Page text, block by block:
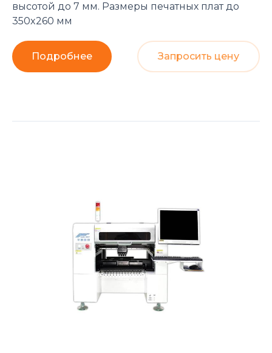
высотой до 7 мм. Размеры печатных плат до
350x260 мм
Подробнее Запросить цену